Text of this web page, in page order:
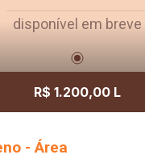
disponível em breve
R$ 1.200,00 L
- Área